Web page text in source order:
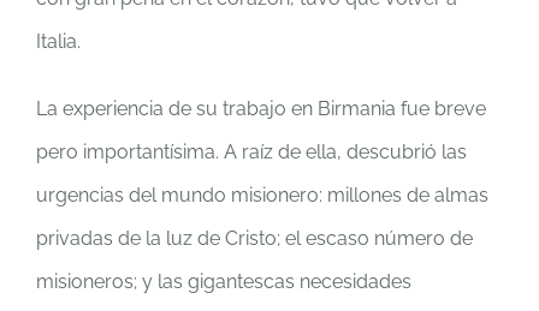
Italia.
La experiencia de su trabajo en Birmania fue breve
pero importantísima. A raíz de ella, descubrió las
urgencias del mundo misionero: millones de almas
privadas de la luz de Cristo; el escaso número de
misioneros; y las gigantescas necesidades